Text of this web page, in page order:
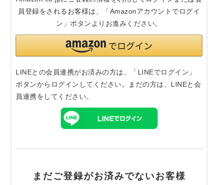
員登録をされるお客様は、「Amazonアカウントでログイ
ン」ボタンよりお進みください。
LINEとの会員連携がお済みの方は、「LINEでログイン」
ボタンからログインしてください。まだの方は、 LINEと会
員連携をしてください。
まだご登録がお済みでないお客様